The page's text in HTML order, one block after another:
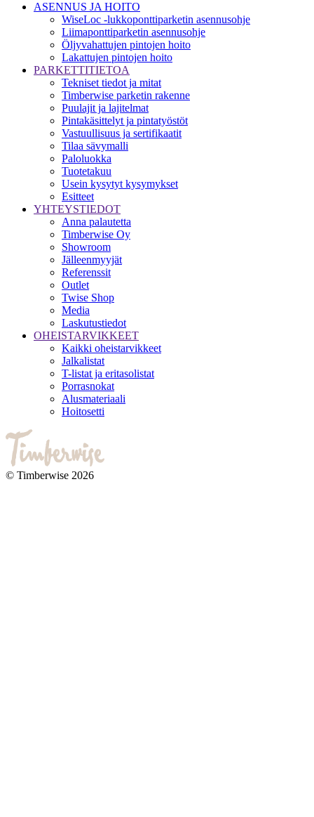
ASENNUS JA HOITO
WiseLoc -lukkoponttiparketin asennusohje
Liimaponttiparketin asennusohje
Öljyvahattujen pintojen hoito
Lakattujen pintojen hoito
PARKETTITIETOA
Tekniset tiedot ja mitat
Timberwise parketin rakenne
Puulajit ja lajitelmat
Pintakäsittelyt ja pintatyöstöt
Vastuullisuus ja sertifikaatit
Tilaa sävymalli
Paloluokka
Tuotetakuu
Usein kysytyt kysymykset
Esitteet
YHTEYSTIEDOT
Anna palautetta
Timberwise Oy
Showroom
Jälleenmyyjät
Referenssit
Outlet
Twise Shop
Media
Laskutustiedot
OHEISTARVIKKEET
Kaikki oheistarvikkeet
Jalkalistat
T-listat ja eritasolistat
Porrasnokat
Alusmateriaali
Hoitosetti
© Timberwise 2026